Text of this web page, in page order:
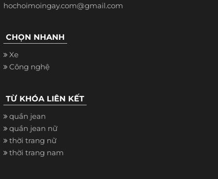
hochoimoingay.com@gmail.com
CHỌN NHANH
Xe
Công nghệ
TỪ KHÓA LIÊN KẾT
quần jean
quần jean nữ
thời trang nữ
thời trang nam